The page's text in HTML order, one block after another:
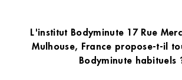
L'institut Bodyminute 17 Rue
Mulhouse, France propose-t-il
Bodyminute habituels